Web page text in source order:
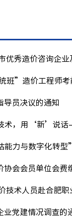
优秀造价咨询企
班”造价工程师考
导员决议的通知
术，用‘新’说话
能力与数字化转型
协会会员单位会费
技术人员赴合肥
业党建情况调查的